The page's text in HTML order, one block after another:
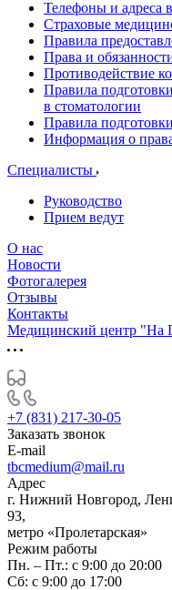
Телефоны и адреса
Страховые
Правила
Права и
Противодействие
Правила
в стоматологии
Правила
Информация о
Специалисты
Руководство
Прием ведут
О нас
Новости
Фотогалерея
Отзывы
Контакты
Медицинский центр "На
+7 (831) 217-30-05
Заказать звонок
E-mail
tbcmedium@mail.ru
Адрес
г. Нижний Новгород,
93,
метро «Пролетарская»
Режим работы
Пн. – Пт.: с 9:00 до 20:00
Cб: с 9:00 до 17:00